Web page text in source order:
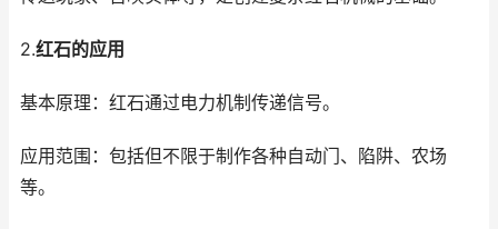
2.红石的应用
基本原理：红石通过电力机制传递信号。
应用范围：包括但不限于制作各种自动门、陷阱、农场
等。